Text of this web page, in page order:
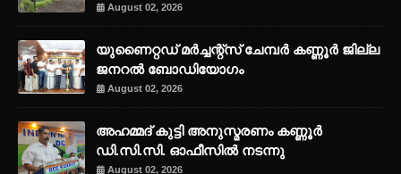
August 02, 2026
യുണൈറ്റഡ് മർച്ചന്റ്സ് ചേമ്പർ കണ്ണൂർ ജില്ല
ജനറൽ ബോഡിയോഗം
August 02, 2026
അഹമ്മദ് കുട്ടി അനുസ്മരണം കണ്ണൂർ
ഡി.സി.സി. ഓഫീസിൽ നടന്നു
August 02, 2026